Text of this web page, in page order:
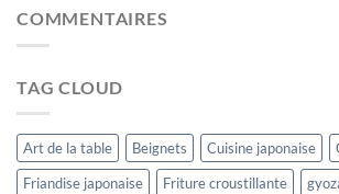
COMMENTAIRES
TAG CLOUD
Art de la table Beignets Cuisine japonaise
Friandise japonaise
Friture croustillante